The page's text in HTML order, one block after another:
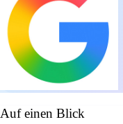
Auf einen Blick